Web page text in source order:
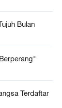
Bulan
Terdaftar